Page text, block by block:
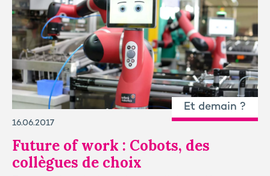
Et demain ?
16.06.2017
Future of work : Cobots, des
collègues de choix